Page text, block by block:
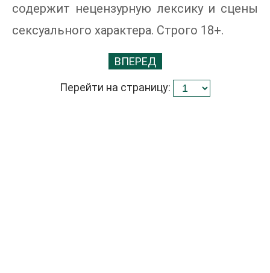
содержит нецензурную лексику и сцены
сексуального характера. Строго 18+.
ВПЕРЕД
Перейти на страницу: